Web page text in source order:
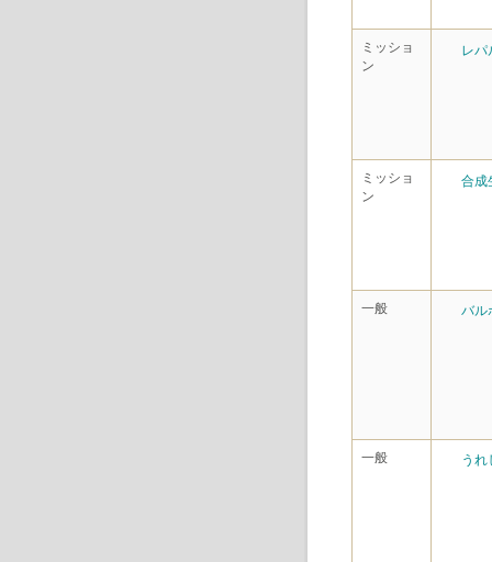
ミッショ
ン
レパ
ミッショ
ン
合成
一般 バル
一般 うれ